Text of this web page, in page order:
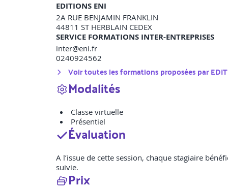
EDITIONS ENI
2A RUE BENJAMIN FRANKLIN
44811 ST HERBLAIN CEDEX
SERVICE FORMATIONS INTER-ENTREPRISES
inter@eni.fr
0240924562
Voir toutes les formations proposées par
Modalités
Classe virtuelle
Présentiel
Évaluation
A l’issue de cette session, chaque stagiaire
suivie.
Prix